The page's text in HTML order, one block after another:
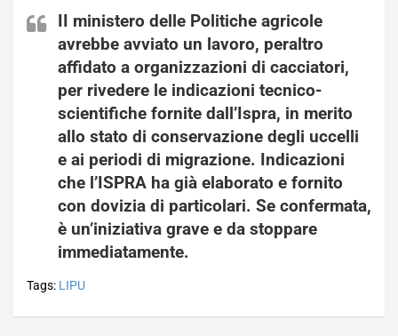
II ministero delle Politiche agricole
avrebbe avviato un lavoro, peraltro
affidato a organizzazioni di cacciatori,
per rivedere le indicazioni tecnico-
scientifiche fornite dall’Ispra, in merito
allo stato di conservazione degli uccelli
e ai periodi di migrazione. Indicazioni
che l’ISPRA ha già elaborato e fornito
con dovizia di particolari. Se confermata,
è un’iniziativa grave e da stoppare
immediatamente.
Tags: LIPU